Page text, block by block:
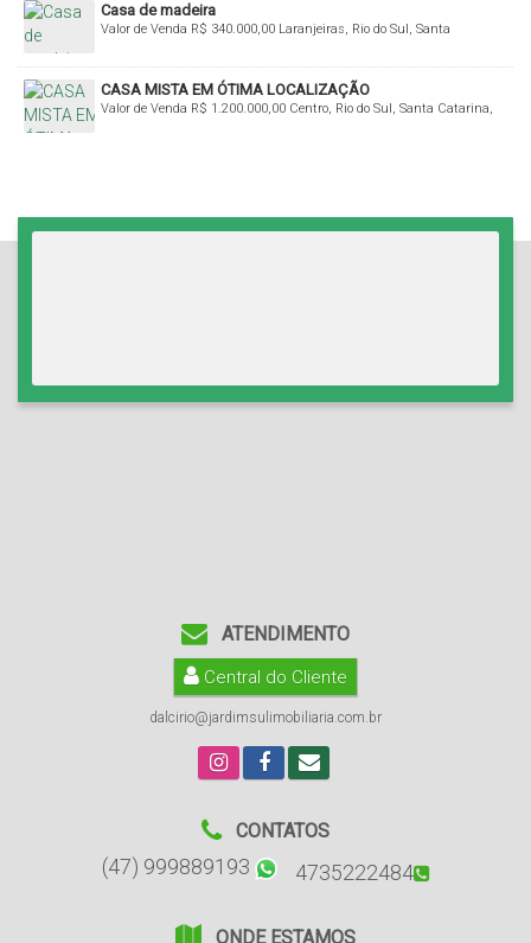
Casa de madeira
R$ 340.000,00
Valor de Venda
Laranjeiras, Rio do Sul, Santa
CASA MISTA EM ÓTIMA LOCALIZAÇÃO
R$ 1.200.000,00
Valor de Venda
Centro, Rio do Sul, Santa Catarina,
ATENDIMENTO
Central do Cliente
dalcirio@jardimsulimobiliaria.com.br
CONTATOS
(47) 999889193 4735222484
ONDE ESTAMOS